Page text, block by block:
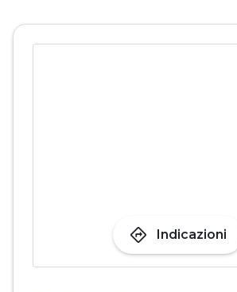
directions Indicazioni